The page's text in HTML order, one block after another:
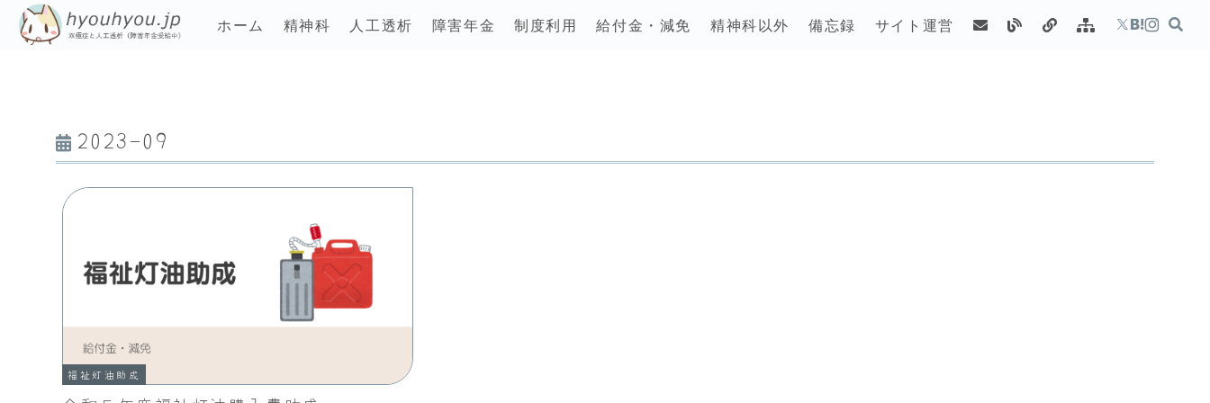
ホーム 精神科 人工透析 障害年金 制度利用 給付金・減免 精神科以外 備忘録 サイト運営
2023-09
福祉灯油助成